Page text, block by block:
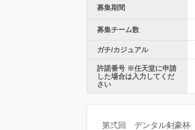
募集期間
募集チーム数
ガチ/カジュアル
許諾番号 ※任天堂に申請
した場合は入力してくだ
さい
第弍回 デンタル剣豪杯